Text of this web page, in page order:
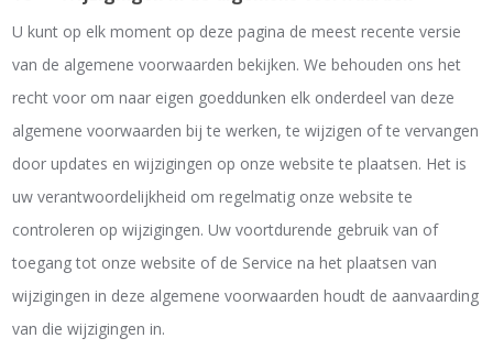
U kunt op elk moment op deze pagina de meest recente versie
van de algemene voorwaarden bekijken. We behouden ons het
recht voor om naar eigen goeddunken elk onderdeel van deze
algemene voorwaarden bij te werken, te wijzigen of te vervangen
door updates en wijzigingen op onze website te plaatsen. Het is
uw verantwoordelijkheid om regelmatig onze website te
controleren op wijzigingen. Uw voortdurende gebruik van of
toegang tot onze website of de Service na het plaatsen van
wijzigingen in deze algemene voorwaarden houdt de aanvaarding
van die wijzigingen in.